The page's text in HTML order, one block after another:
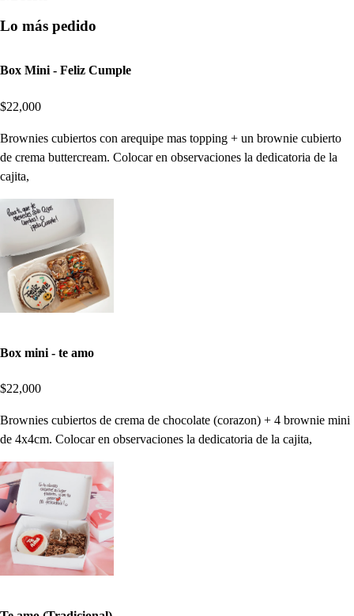
Lo más pedido
Box Mini - Feliz Cumple
$22,000
Brownies cubiertos con arequipe mas topping + un brownie cubierto
de crema buttercream. Colocar en observaciones la dedicatoria de la
cajita,
Box mini - te amo
$22,000
Brownies cubiertos de crema de chocolate (corazon) + 4 brownie mini
de 4x4cm. Colocar en observaciones la dedicatoria de la cajita,